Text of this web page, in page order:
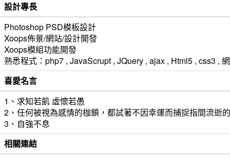
設計專長
Photoshop PSD模板設計
Xoops佈景/網站/設計開發
Xoops模組功能開發
熟悉程式：php7 , JavaScrupt , JQuery , ajax , Html5 , css3 ,
喜愛名言
1、求知若飢 虛懷若愚
2、任何被視為感情的枷鎖，都試著不因幸運而捕捉指間流逝
3、自強不息
相關連結